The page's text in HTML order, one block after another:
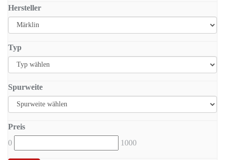
Hersteller
Typ
Spurweite
Preis
0
1000